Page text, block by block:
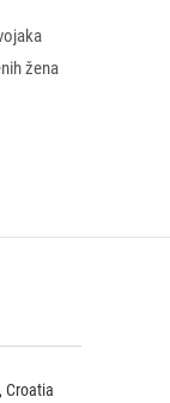
žena
Croatia